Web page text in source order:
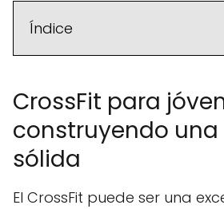
Índice
CrossFit para
construyendo una
sólida
El CrossFit puede ser una